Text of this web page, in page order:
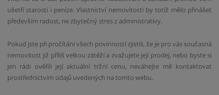
ušetří starosti i peníze. Vlastnictví nemovitosti by totiž mělo přinášet
především radost, ne zbytečný stres z administrativy.
Pokud jste při pročítání všech povinností zjistili, že je pro vás současná
nemovitost již příliš velkou zátěží a zvažujete její prodej, nebo byste si
jen rádi ověřili její aktuální tržní cenu, neváhejte mě kontaktovat
prostřednictvím údajů uvedených na tomto webu.